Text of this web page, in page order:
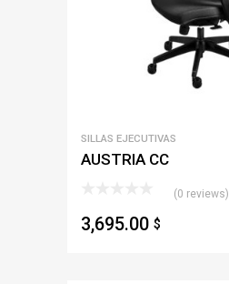
SILLAS EJECUTIVAS
AUSTRIA CC
(0 reviews)
3,695.00 $